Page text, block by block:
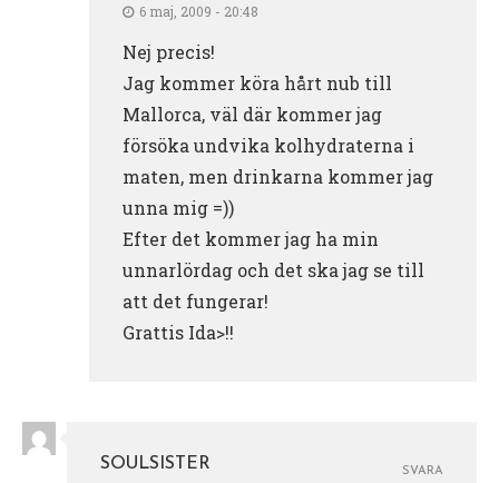
6 maj, 2009 - 20:48
Nej precis!
Jag kommer köra hårt nub till
Mallorca, väl där kommer jag
försöka undvika kolhydraterna i
maten, men drinkarna kommer jag
unna mig =))
Efter det kommer jag ha min
unnarlördag och det ska jag se till
att det fungerar!
Grattis Ida>!!
SOULSISTER
SVARA